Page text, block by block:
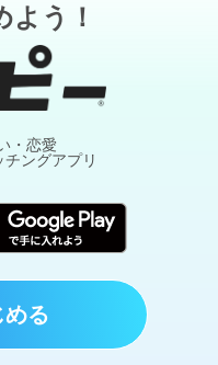
よう！
・恋愛
ングアプリ
る